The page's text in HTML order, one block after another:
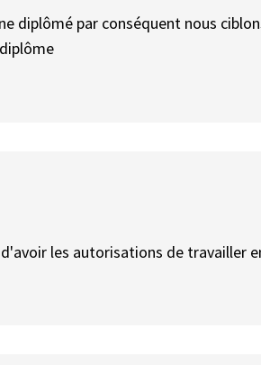
diplômé par conséquent nous
les autorisations de travailler